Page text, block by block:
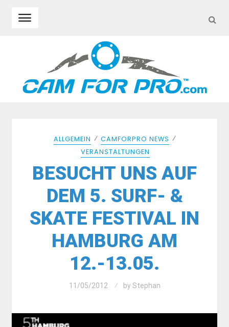
ALLGEMEIN ⁄ CAMFORPRO NEWS ⁄
VERANSTALTUNGEN
BESUCHT UNS AUF
DEM 5. SURF- &
SKATE FESTIVAL IN
HAMBURG AM
12.-13.05.
11/05/2012 by Stephan